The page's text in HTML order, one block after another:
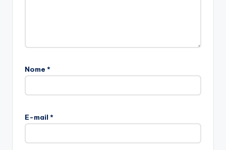
Nome *
E-mail *